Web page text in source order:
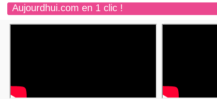
Aujourdhui.com en 1 clic !